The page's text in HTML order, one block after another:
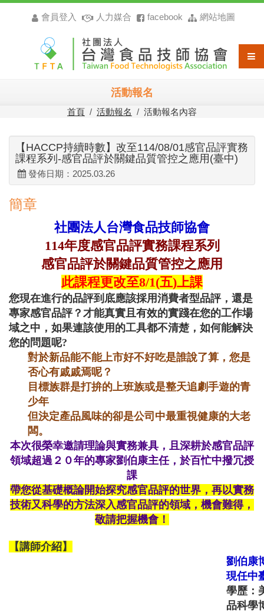
會員登入 人力媒合 facebook 網站地圖
活動報名
首頁 / 活動報名 / 活動報名內容
【HACCP持續時數】改至114/08/01感官品評實務
課程系列-感官品評於關鍵品質管控之應用(臺中)
發佈日期：2025.03.26
簡章
社團法人台灣食品技師協會
114年度感官品評實務課程系列
感官品評於關鍵品質管控之應用
此課程更改至8/1(五)上課
您現在進行的品評到底應該採用消費者型品評，還是
專家感官品評？才能真實且有效的實踐在您的工作場
域之中，如果連該使用的工具都不清楚，如何能解決
您的問題呢?
對於新品能不能上市好不好吃是誰說了算，您是
否心有戚戚焉呢？
目標族群是打拚的上班族或是整天追劇手遊的青
少年
但決定產品風味的卻是公司中最重視健康的大老
闆。
本次很榮幸邀請理論與實務兼具，且深耕於感官品評
領域超過２０年的專家劉伯康主任，於百忙中撥冗授
課
帶您從基礎概論開始探究感官品評的世界，再以實務
技術又科學的方法深入感官品評的領域，機會難得，
敬請把握機會！
【講師介紹】
劉伯康
現任中
學歷：
品科學